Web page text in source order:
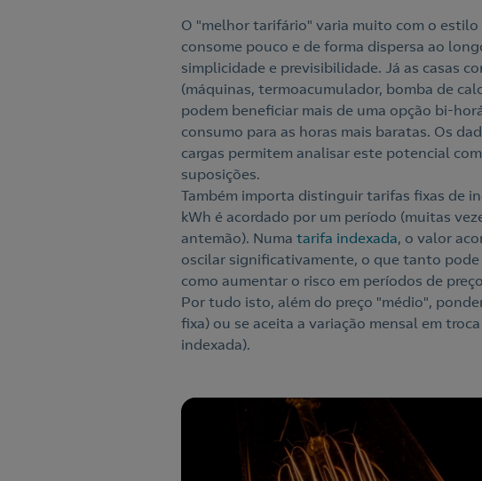
O "melhor tarifário" varia muito com o
consome pouco e de forma dispersa ao
simplicidade e previsibilidade. Já as casas
(máquinas, termoacumulador, bomba de
podem beneficiar mais de uma opção bi-
consumo para as horas mais baratas. Os
cargas permitem analisar este potencial
suposições.
Também importa distinguir tarifas fixas de
kWh é acordado por um período (muitas
antemão). Numa tarifa indexada, o valor
oscilar significativamente, o que tanto
como aumentar o risco em períodos de
Por tudo isto, além do preço "médio",
fixa) ou se aceita a variação mensal em
indexada).